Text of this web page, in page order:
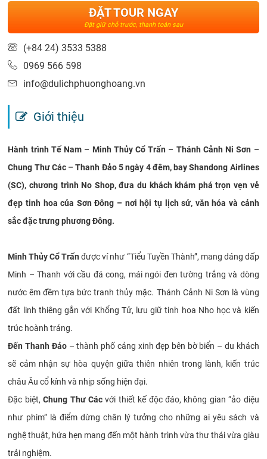
ĐẶT TOUR NGAY
Đặt giữ chỗ trước, thanh toán sau
(+84 24) 3533 5388
0969 566 598
info@dulichphuonghoang.vn
Giới thiệu
Hành trình Tế Nam – Minh Thủy Cổ Trấn – Thánh Cảnh Ni Sơn –
Chung Thư Các – Thanh Đảo 5 ngày 4 đêm, bay Shandong Airlines
(SC), chương trình No Shop, đưa du khách khám phá trọn vẹn vẻ
đẹp tinh hoa của Sơn Đông – nơi hội tụ lịch sử, văn hóa và cảnh
sắc đặc trưng phương Đông.
Minh Thủy Cổ Trấn được ví như “Tiểu Tuyền Thành”, mang dáng dấp
Minh – Thanh với cầu đá cong, mái ngói đen tường trắng và dòng
nước êm đềm tựa bức tranh thủy mặc. Thánh Cảnh Ni Sơn là vùng
đất linh thiêng gắn với Khổng Tử, lưu giữ tinh hoa Nho học và kiến
trúc hoành tráng.
Đến Thanh Đảo– thành phố cảng xinh đẹp bên bờ biển – du khách
sẽ cảm nhận sự hòa quyện giữa thiên nhiên trong lành, kiến trúc
châu Âu cổ kính và nhịp sống hiện đại.
Đặc biệt,Chung Thư Các với thiết kế độc đáo, không gian “ảo diệu
như phim” là điểm dừng chân lý tưởng cho những ai yêu sách và
nghệ thuật, hứa hẹn mang đến một hành trình vừa thư thái vừa giàu
trải nghiệm.